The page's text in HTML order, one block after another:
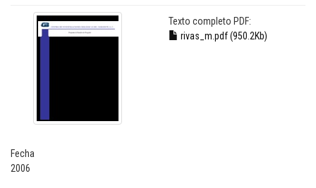
Texto completo PDF:
rivas_m.pdf (950.2Kb)
Fecha
2006